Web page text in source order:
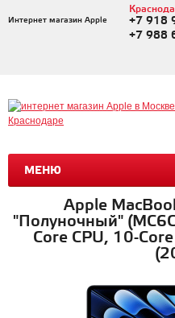
Интернет магазин Apple
+7 918
+7 988
МЕНЮ
Apple
"Полуночный"
Core CPU, 10-